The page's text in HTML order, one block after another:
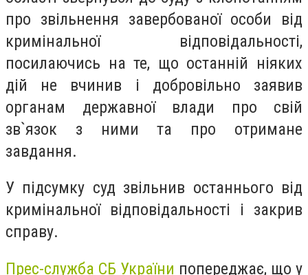
про звільнення завербованої особи від
кримінальної відповідальності,
посилаючись на те, що останній ніяких
дій не вчинив і добровільно заявив
органам державної влади про свій
зв`язок з ними та про отримане
завдання.
У підсумку суд звільнив останнього від
кримінальної відповідальності і закрив
справу.
Прес-служба СБ України попереджає, що у